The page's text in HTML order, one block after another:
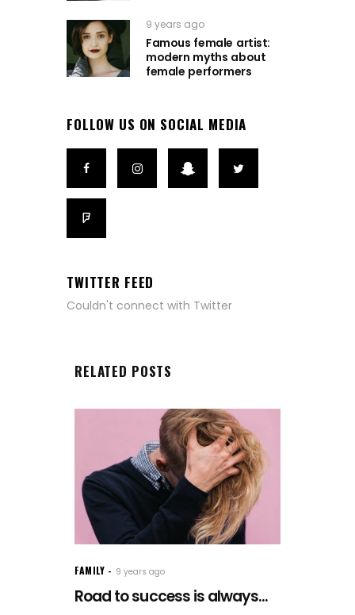
9 years ago
Famous female artist:
modern myths about
female performers
FOLLOW US ON SOCIAL MEDIA
TWITTER FEED
Couldn't connect with Twitter
RELATED POSTS
FAMILY 9 years ago
Road to success is always...